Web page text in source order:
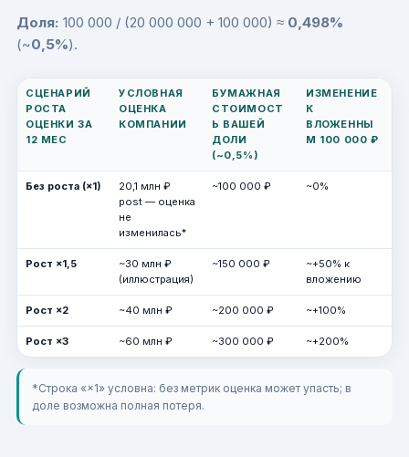
Доля: 100 000 / (20 000 000 + 100 000) ≈ 0,498%
(~0,5%).
СЦЕНАРИЙ
РОСТА
ОЦЕНКИ ЗА
12 МЕС
УСЛОВНАЯ
ОЦЕНКА
КОМПАНИИ
БУМАЖНАЯ
СТОИМОСТ
Ь ВАШЕЙ
ДОЛИ
(~0,5%)
ИЗМЕНЕНИЕ
К
ВЛОЖЕННЫ
М 100 000 ₽
Без роста (×1)
20,1 млн ₽
post — оценка
не
изменилась*
~100 000 ₽ ~0%
Рост ×1,5
~30 млн ₽
(иллюстрация)
~150 000 ₽
~+50% к
вложению
Рост ×2 ~40 млн ₽ ~200 000 ₽ ~+100%
Рост ×3 ~60 млн ₽ ~300 000 ₽ ~+200%
*Строка «×1» условна: без метрик оценка может упасть; в
доле возможна полная потеря.